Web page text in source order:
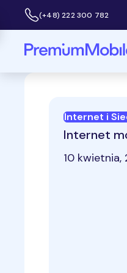
Infolinia:
(+48) 222 300 782
Powróć do strony
Internet i
Internet
10 kwietnia,